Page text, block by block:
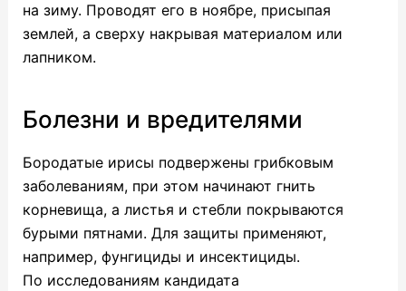
на зиму. Проводят его в ноябре, присыпая
землей, а сверху накрывая материалом или
лапником.
Болезни и вредителями
Бородатые ирисы подвержены грибковым
заболеваниям, при этом начинают гнить
корневища, а листья и стебли покрываются
бурыми пятнами. Для защиты применяют,
например, фунгициды и инсектициды.
По исследованиям кандидата